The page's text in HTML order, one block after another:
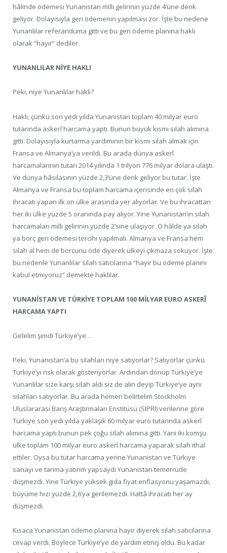
hâlinde ödemesi Yunanistan milli gelirinin yüzde 4’üne denk
geliyor. Dolayısıyla geri ödemenin yapılması zor. İşte bu nedene
Yunanlılar referanduma gitti ve bu geri ödeme planına haklı
olarak “hayır” dediler.
YUNANLILAR NİYE HAKLI
Peki, niye Yunanlılar haklı?
Haklı, çünkü son yedi yılda Yunanistan toplam 40 milyar euro
tutarında askerî harcama yaptı. Bunun büyük kısmı silah alımına
gitti. Dolayısıyla kurtarma yardımının bir kısmı silah almak için
Fransa ve Almanya’ya verildi. Bu arada dünya askerî
harcamalarının tutarı 2014 yılında 1 trilyon 776 milyar dolara ulaştı.
Ve dünya hâsılasının yüzde 2,3’üne denk geliyor bu tutar. İşte
Almanya ve Fransa bu toplam harcama içerisinde en çok silah
ihracatı yapan ilk on ülke arasında yer alıyorlar. Ve bu ihracattan
her iki ülke yüzde 5 oranında pay alıyor. Yine Yunanistan’ın silah
harcamaları milli gelirinin yüzde 2’sine ulaşıyor. O hâlde ya silah
ya borç geri ödemesi tercihi yapılmalı. Almanya ve Fransa hem
silah al hem de borcunu öde diyerek ülkeyi çıkmaza sokuyor. İşte
bu nedenle Yunanlılar silah satıcılarına “hayır bu ödeme planını
kabul etmiyoruz” demekte haklılar.
YUNANİSTAN VE TÜRKİYE TOPLAM 100 MİLYAR EURO ASKERÎ
HARCAMA YAPTI
Gelelim şimdi Türkiye’ye…
Peki, Yunanistan’a bu silahları niye satıyorlar? Satıyorlar çünkü
Türkiye’yi risk olarak gösteriyorlar. Ardından dönüp Türkiye’ye
Yunanlılar size karşı silah aldı siz de alın deyip Türkiye’ye aynı
silahları satıyorlar. Bu arada hemen belirtelim Stockholm
Uluslararası Barış Araştırmaları Enstitüsü (SIPRI) verilerine göre
Türkiye son yedi yılda yaklaşık 60 milyar euro tutarında askerî
harcama yaptı bunun pek çoğu silah alımına gitti. Yani iki komşu
ülke toplam 100 milyar euro askerî harcama yaparak silah ithal
ettiler. Oysa bu tutar harcama yerine Yunanistan ve Türkiye
sanayi ve tarıma yatırım yapsaydı Yunanistan temerrüde
düşmezdi. Yine Türkiye yüksek gıda fiyat enflasyonu yaşamazdı,
büyüme hızı yüzde 2,6’ya gerilemezdi. Hattâ ihracatı her ay
düşmezdi.
Kısaca Yunanistan ödeme planına hayır diyerek silah satıcılarına
cevap verdi. Böylece Türkiye’ye de yardım etmiş oldu. Bu kadar